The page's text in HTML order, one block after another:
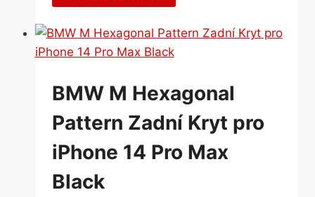
BMW M Hexagonal
Pattern Zadní Kryt pro
iPhone 14 Pro Max
Black